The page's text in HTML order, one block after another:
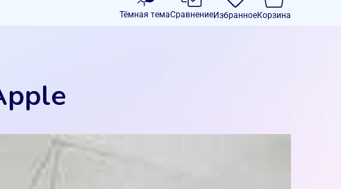
Тёмная темаСравнениеИзбранноеКорзина